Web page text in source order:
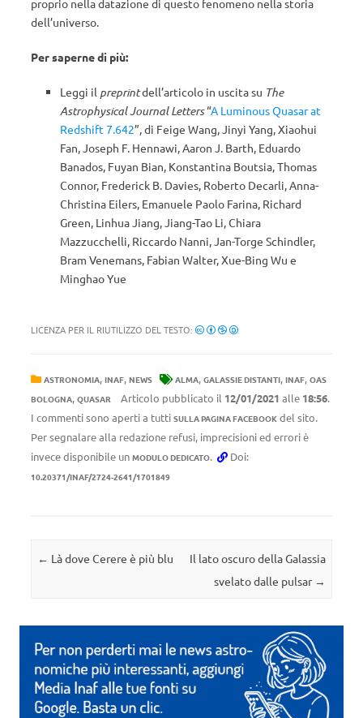
proprio nella datazione di questo fenomeno nella storia
dell’universo.
Per saperne di più:
Leggi il preprintdell’articolo in uscita su The
Astrophysical Journal Letters“A Luminous Quasar at
Redshift 7.642”, di Feige Wang, Jinyi Yang, Xiaohui
Fan, Joseph F. Hennawi, Aaron J. Barth, Eduardo
Banados, Fuyan Bian, Konstantina Boutsia, Thomas
Connor, Frederick B. Davies, Roberto Decarli, Anna-
Christina Eilers, Emanuele Paolo Farina, Richard
Green, Linhua Jiang, Jiang-Tao Li, Chiara
Mazzucchelli, Riccardo Nanni, Jan-Torge Schindler,
Bram Venemans, Fabian Walter, Xue-Bing Wu e
Minghao Yue
LICENZA PER IL RIUTILIZZO DEL TESTO:
ASTRONOMIA, INAF, NEWS ALMA, GALASSIE DISTANTI, INAF, OAS
BOLOGNA, QUASAR Articolo pubblicato il 12/01/2021 alle 18:56.
I commenti sono aperti a tutti SULLA PAGINA FACEBOOK del sito.
Per segnalare alla redazione refusi, imprecisioni ed errori è
invece disponibile un MODULO DEDICATO. Doi:
10.20371/INAF/2724-2641/1701849
Navigazione articolo
← Là dove Cerere è più blu
Il lato oscuro della Galassia
svelato dalle pulsar →